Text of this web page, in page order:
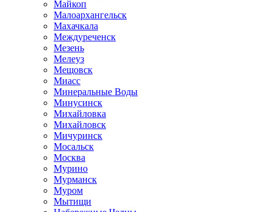
Майкоп
Малоархангельск
Махачкала
Междуреченск
Мезень
Мелеуз
Мещовск
Миасс
Минеральные Воды
Минусинск
Михайловка
Михайловск
Мичуринск
Мосальск
Москва
Мурино
Мурманск
Муром
Мытищи